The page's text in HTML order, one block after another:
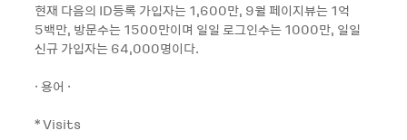
현재 다음의 ID등록 가입자는 1,600만, 9월 페이지뷰는 1억
5백만, 방문수는 1500만이며 일일 로그인수는 1000만, 일일
신규 가입자는 64,000명이다.
· 용어 ·
* Visits